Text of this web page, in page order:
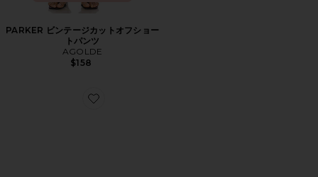
PARKER ビンテージカットオフショー
トパンツ
AGOLDE
$158
Favorite GEL-1130 スニーカー